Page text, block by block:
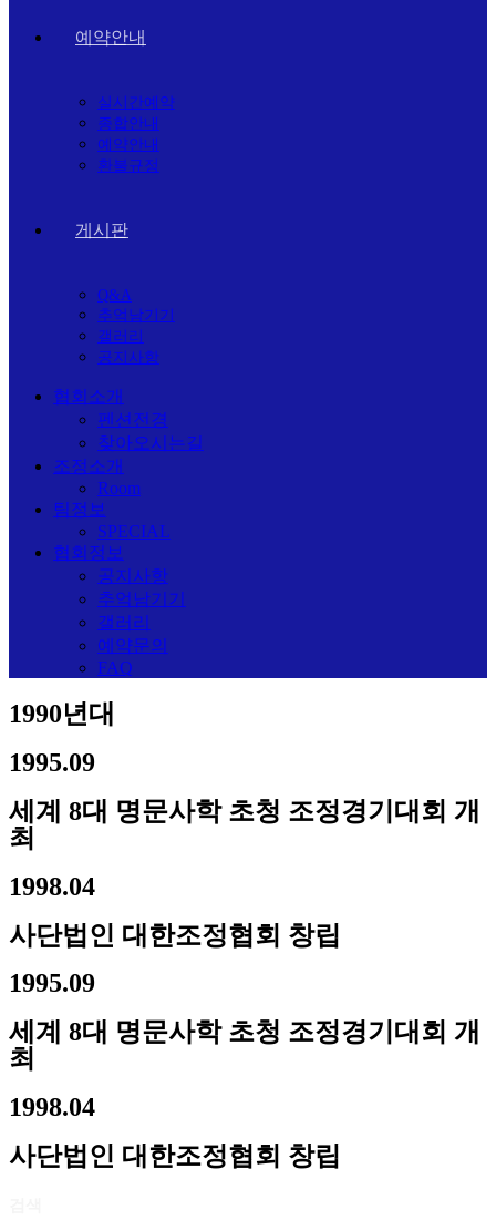
예약안내
실시간예약
종합안내
예약안내
환불규정
게시판
Q&A
추억남기기
갤러리
공지사항
협회소개
펜션전경
찾아오시는길
조정소개
Room
팀정보
SPECIAL
협회정보
공지사항
추억남기기
갤러리
예약문의
FAQ
1990년대
1995.09
세계 8대 명문사학 초청 조정경기대회 개
최
1998.04
사단법인 대한조정협회 창립
1995.09
세계 8대 명문사학 초청 조정경기대회 개
최
1998.04
사단법인 대한조정협회 창립